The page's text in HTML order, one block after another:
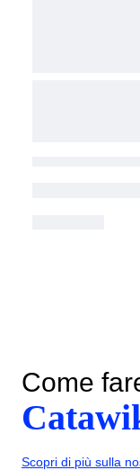
Come
Scopri di più sulla